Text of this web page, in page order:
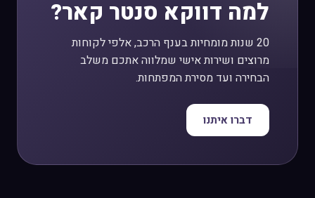
למה דווקא סנטר קאר?
20 שנות מומחיות בענף הרכב, אלפי לקוחות
מרוצים ושירות אישי שמלווה אתכם משלב
הבחירה ועד מסירת המפתחות.
דברו איתנו